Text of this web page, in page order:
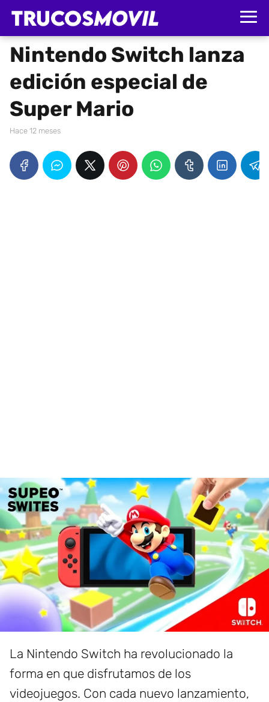
Nintendo Switch lanza
edición especial de
Super Mario
hace 12 meses
La Nintendo Switch ha revolucionado la
forma en que disfrutamos de los
videojuegos. Con cada nuevo lanzamiento,